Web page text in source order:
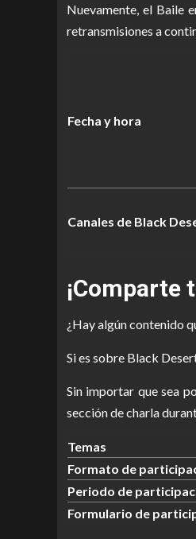
Nuevamente, el Baile
retransmisiones a
Fecha y hora
Canales de Black
¡Comparte
¿Hay algún contenido
Si es sobre Black
Sin importar que sea
sección de charla
Temas
Formato de
Periodo de
Formulario de